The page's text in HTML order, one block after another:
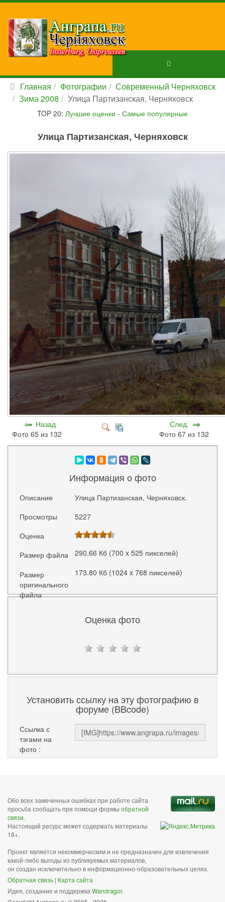
Главная Фотографии
Современный Черняховск
Зима 2008
Улица Партизанская, Черняховск
TOP 20: Лучшие оценки - Самые популярные
Улица Партизанская, Черняховск
Назад
Фото 65 из 132
След.
Фото 67 из 132
Информация о фото
Описание
Улица Партизанская, Черняховск.
Просмотры
5227
Оценка
Размер файла
290.66 Кб (700 x 525 пикселей)
Размер
оригинального
файла
173.80 Кб (1024 x 768 пикселей)
Оценка фото
Установить ссылку на эту фотографию в
форуме (BBcode)
Ссылка с
тэгами на
фото :
Обо всех замеченных ошибках при работе сайта
просьба сообщать при помощи формы обратной
связи.
Настоящий ресурс может содержать материалы
18+.
Проект является некоммерческим и не предназначен для извлечения
какой-либо выгоды из публикуемых материалов,
он создан исключительно в информационно-образовательных целях.
Обратная связь | Карта сайта
Идея, создание и поддержка Wandragor.